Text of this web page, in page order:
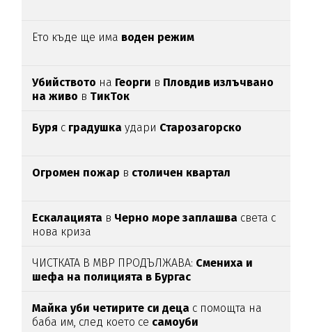
Ето къде ще има воден режим
Убийството на Георги в Пловдив излъчвано
на живо в ТикТок
Буря с градушкаудари Старозагорско
Огромен пожар в столичен квартал
Ескалацията в Черно море заплашва света с
нова криза
ЧИСТКАТА В МВР ПРОДЪЛЖАВА: Смениха и
шефа на полицията в Бургас
Майка уби четирите си деца с помощта на
баба им, след което се самоуби